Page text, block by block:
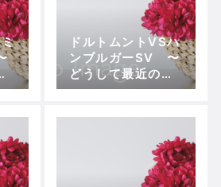
ドルトムントVSハ
ンブルガーSV 〜
どうして最近のド
ルトムントはこん
だろうか〜